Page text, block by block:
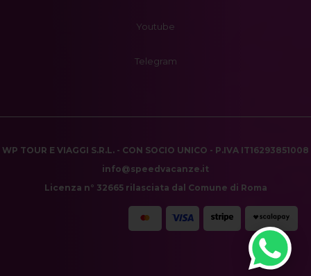
Youtube
Telegram
WP TOUR E VIAGGI S.R.L. - CON SOCIO UNICO - P.IVA IT16293851008
info@speedvacanze.it
Licenza n° 32665 rilasciata dal Comune di Roma